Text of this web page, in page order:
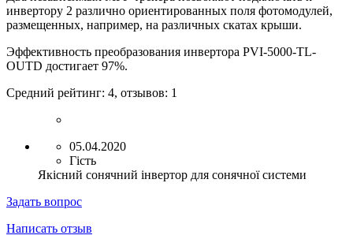
инвертору 2 различно ориентированных поля фотомодулей,
размещенных, например, на различных скатах крыши.
Эффективность преобразования инвертора PVI-5000-TL-
OUTD достигает 97%.
Средний рейтинг: 4, отзывов: 1
05.04.2020
Гість
Якісний сонячний інвертор для сонячної системи
Задать вопрос
Написать отзыв